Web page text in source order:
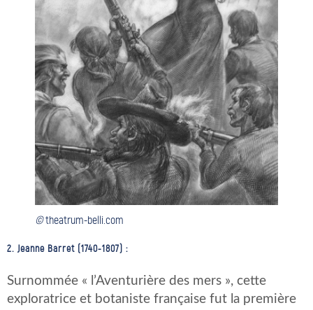
©theatrum-belli.com
2. Jeanne Barret (1740-1807) :
Surnommée « l’Aventurière des mers », cette
exploratrice et botaniste française fut la première